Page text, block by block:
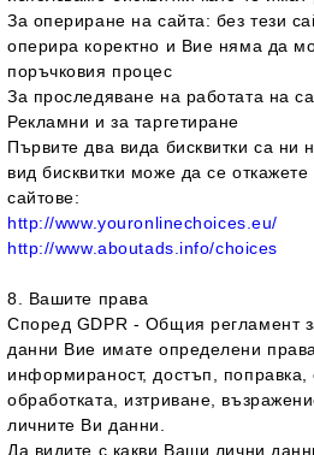
За опериране на сайта: без тези
оперира коректно и Вие няма да
поръчковия процес
За проследяване на работата на
Рекламни и за таргетиране
Първите два вида бисквитки са ни
вид бисквитки може да се
сайтове:
http://www.youronlinechoices.eu/
http://www.aboutads.info/choices
8. Вашите права
Според GDPR - Общия регламент
данни Вие имате определени
информираност, достъп, поправка,
обработката, изтриване,
личните Ви данни.
Да видите с какви Ваши лични